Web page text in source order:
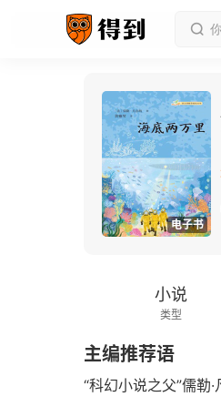
电子书
小说
类型
主编推荐语
“科幻小说之父”儒勒·